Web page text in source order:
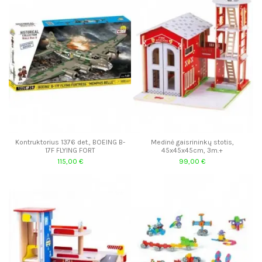
Kontruktorius 1376 det., BOEING B-
17F FLYING FORT
115,00 €
Medinė gaisrininkų stotis,
45x45x45cm, 3m.+
99,00 €